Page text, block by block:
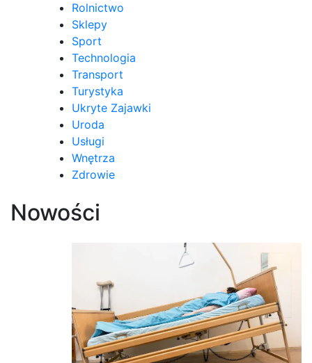
Rolnictwo
Sklepy
Sport
Technologia
Transport
Turystyka
Ukryte Zajawki
Uroda
Usługi
Wnętrza
Zdrowie
Nowości